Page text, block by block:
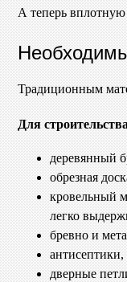
А теперь
Традиционным
Для
деревянный
обрезная
кровельный
легко
бревно и
дверные